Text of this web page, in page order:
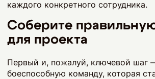
каждого конкретного сотрудника.
Соберите
для проекта
Первый и, пожалуй, ключевой шаг
боеспособную команду, которая